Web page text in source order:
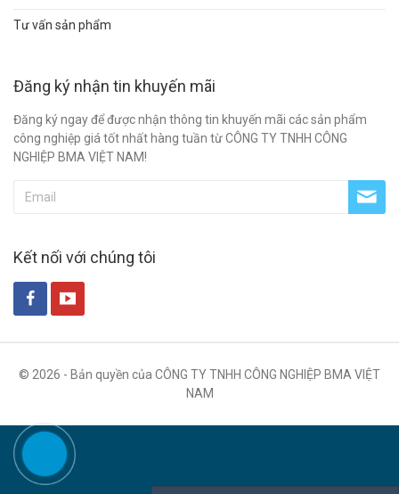
Tư vấn sản phẩm
Đăng ký nhận tin khuyến mãi
Đăng ký ngay để được nhận thông tin khuyến mãi các sản phẩm
công nghiệp giá tốt nhất hàng tuần từ CÔNG TY TNHH CÔNG
NGHIỆP BMA VIỆT NAM!
Kết nối với chúng tôi
© 2026 - Bản quyền của CÔNG TY TNHH CÔNG NGHIỆP BMA VIỆT
NAM